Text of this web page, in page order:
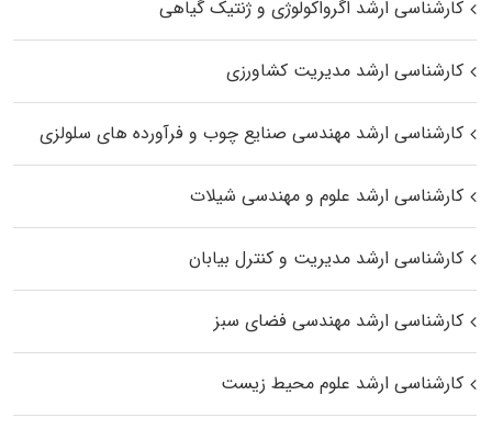
کارشناسی ارشد اگرواکولوژی و ژنتیک گیاهی
کارشناسی ارشد مدیریت کشاورزی
کارشناسی ارشد مهندسی صنایع چوب و فرآورده‌ های سلولزی
کارشناسی ارشد علوم و مهندسی شیلات
کارشناسی ارشد مدیریت و کنترل بیابان
کارشناسی ارشد مهندسی فضای سبز
کارشناسی ارشد علوم محیط‌ زیست